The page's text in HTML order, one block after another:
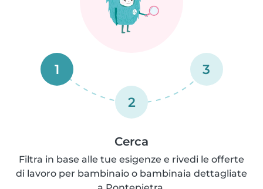
1
2
3
Cerca
Filtra in base alle tue esigenze e rivedi le offerte
di lavoro per bambinaio o bambinaia dettagliate